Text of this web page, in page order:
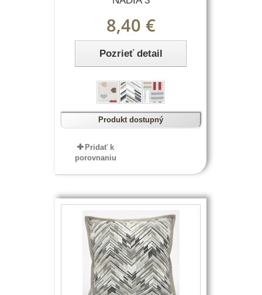
8,40 €
Pozrieť detail
Produkt dostupný
Pridať k
porovnaniu